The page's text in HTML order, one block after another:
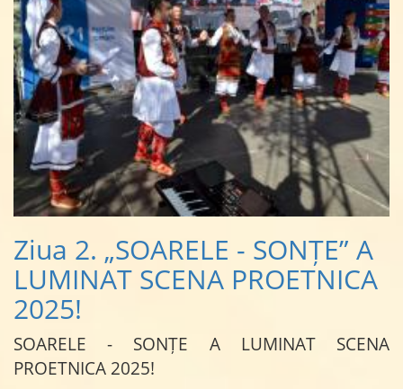
Ziua 2. „SOARELE - SONȚE” A
LUMINAT SCENA PROETNICA
2025!
SOARELE - SONȚE A LUMINAT SCENA
PROETNICA 2025!